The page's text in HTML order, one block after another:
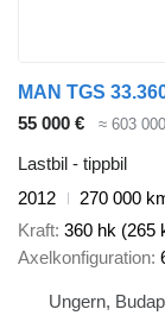
55 000 € ≈ 603
Lastbil - tippbil
2012
270 000
Kraft 360 hk (265
Axelkonfiguration
Ungern,